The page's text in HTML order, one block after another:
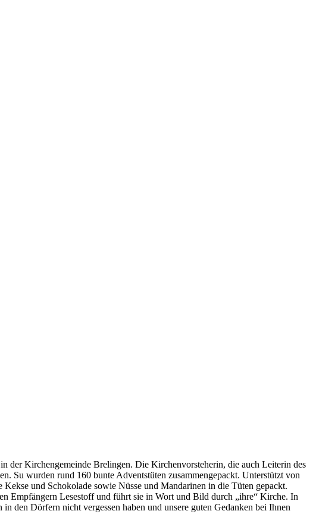
der Kirchengemeinde Brelingen. Die Kirchenvorsteherin, die auch Leiterin des
Su wurden rund 160 bunte Adventstüten zusammengepackt. Unterstützt von
und Schokolade sowie Nüsse und Mandarinen in die Tüten gepackt.
Empfängern Lesestoff und führt sie in Wort und Bild durch „ihre“ Kirche. In
den Dörfern nicht vergessen haben und unsere guten Gedanken bei Ihnen